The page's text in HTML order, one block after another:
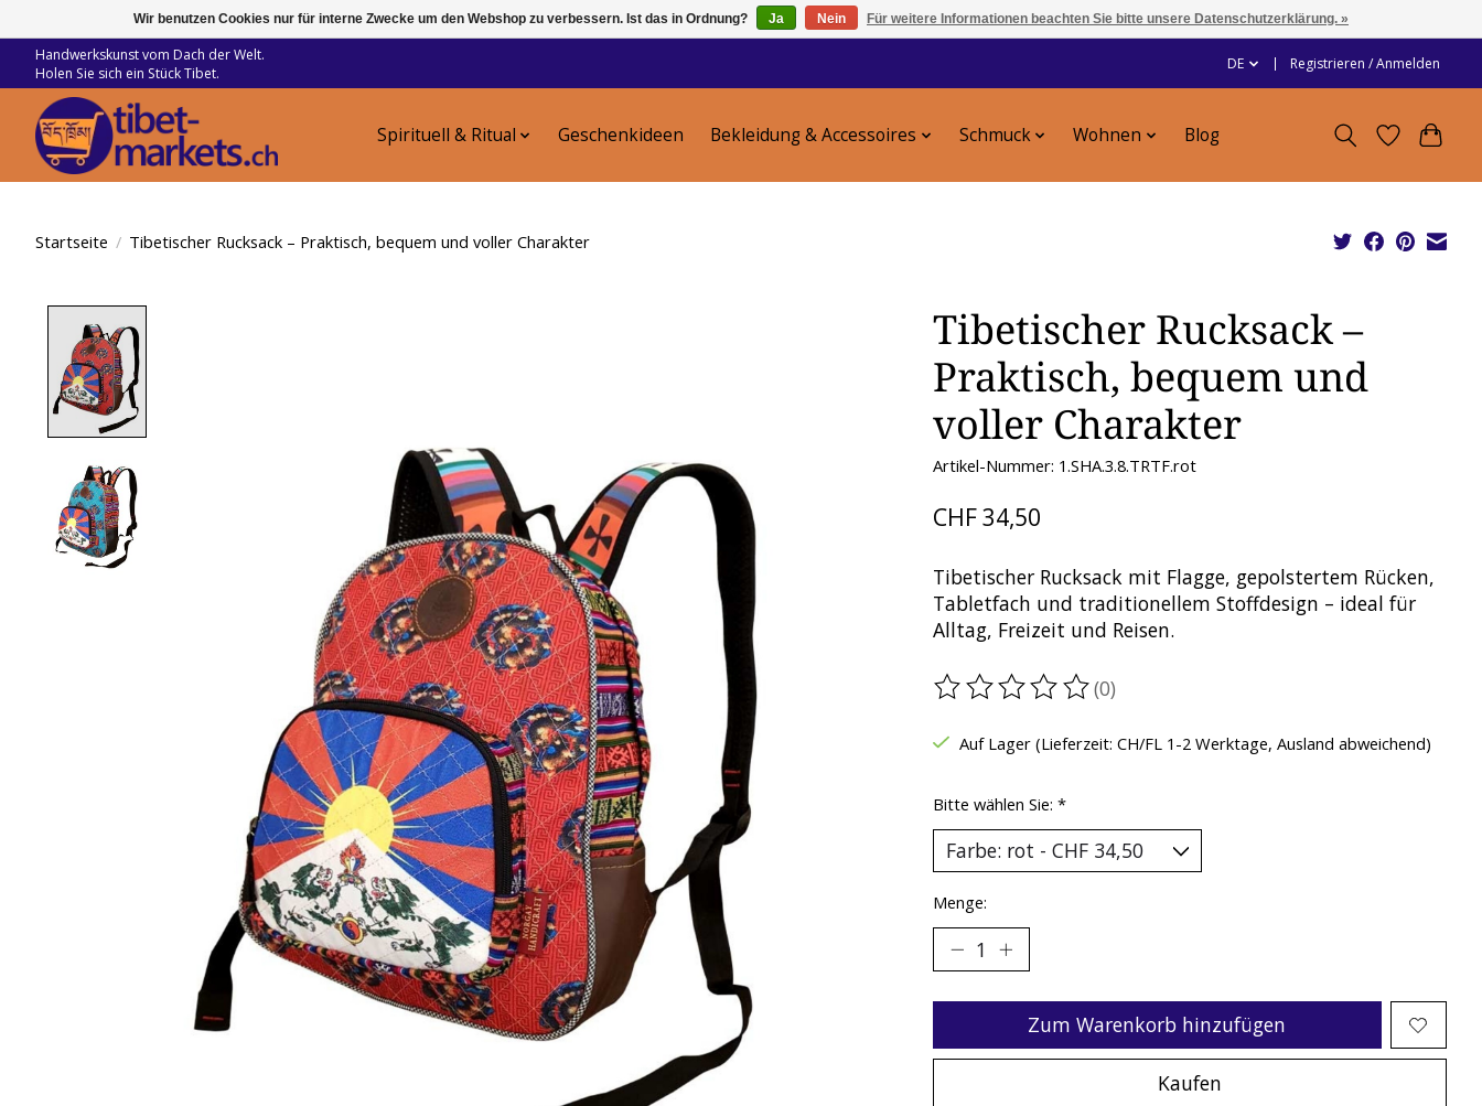
Handwerkskunst vom Dach der Welt.
Holen Sie sich ein Stück Tibet.
DE Registrieren / Anmelden
Spirituell & Ritual Geschenkideen Bekleidung & Accessoires Schmuck Wohnen Blog
Startseite / Tibetischer Rucksack – Praktisch, bequem und voller Charakter
Tibetischer Rucksack –
Praktisch, bequem und
voller Charakter
Artikel-Nummer: 1.SHA.3.8.TRTF.rot
CHF 34,50
Tibetischer Rucksack mit Flagge, gepolstertem Rücken,
Tabletfach und traditionellem Stoffdesign – ideal für
Alltag, Freizeit und Reisen.
Die Bewertung dieses Produkts ist
(0)
Auf Lager (Lieferzeit: CH/FL 1-2 Werktage, Ausland abweichend)
Bitte wählen Sie: *
Menge:
Zum Warenkorb hinzufügen
Kaufen
Wir benutzen Cookies nur für interne Zwecke um den Webshop zu verbessern. Ist das in Ordnung? Ja Nein Für weitere Informationen beachten Sie bitte unsere Datenschutzerklärung. »